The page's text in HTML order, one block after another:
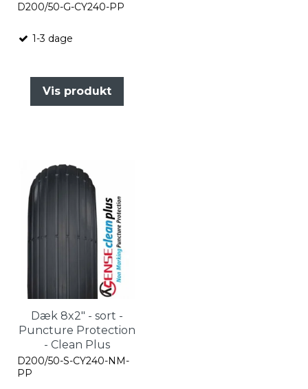
D200/50-G-CY240-PP
1-3 dage
Vis produkt
Dæk 8x2" - sort -
Puncture Protection
- Clean Plus
D200/50-S-CY240-NM-
PP